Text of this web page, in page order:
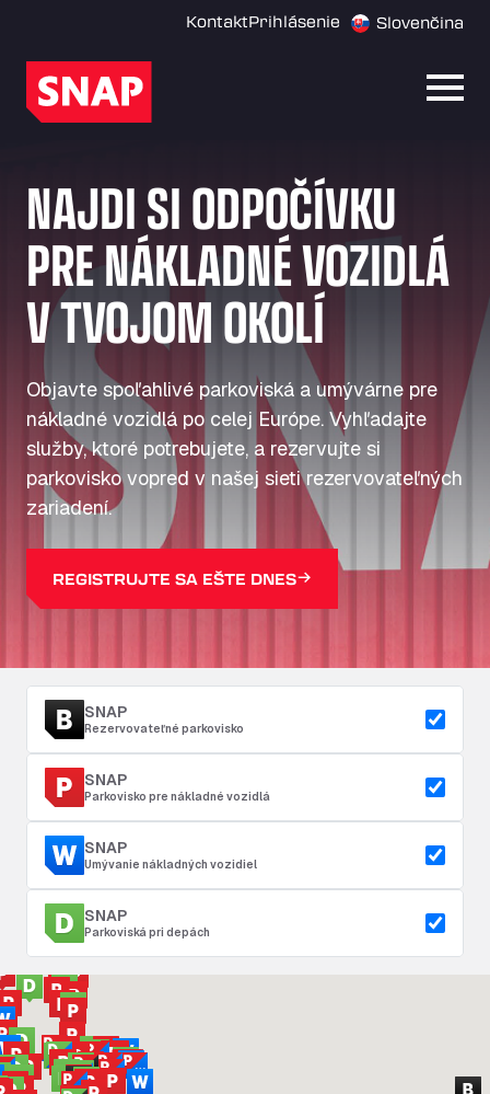
KontaktPrihlásenie Slovenčina
NAJDI SI ODPOČÍVKU
PRE NÁKLADNÉ VOZIDLÁ
V TVOJOM OKOLÍ
Objavte spoľahlivé parkoviská a umývárne pre
nákladné vozidlá po celej Európe. Vyhľadajte
služby, ktoré potrebujete, a rezervujte si
parkovisko vopred v našej sieti rezervovateľných
zariadení.
REGISTRUJTE SA EŠTE DNES
SNAP
Rezervovateľné parkovisko
SNAP
Parkovisko pre nákladné vozidlá
SNAP
Umývanie nákladných vozidiel
SNAP
Parkoviská pri depách